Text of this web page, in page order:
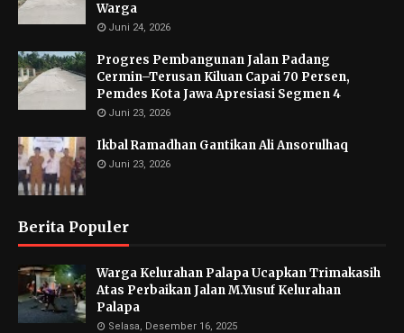
Warga
Juni 24, 2026
Progres Pembangunan Jalan Padang
Cermin–Terusan Kiluan Capai 70 Persen,
Pemdes Kota Jawa Apresiasi Segmen 4
Juni 23, 2026
Ikbal Ramadhan Gantikan Ali Ansorulhaq
Juni 23, 2026
Berita Populer
Warga Kelurahan Palapa Ucapkan Trimakasih
Atas Perbaikan Jalan M.Yusuf Kelurahan
Palapa
Selasa, Desember 16, 2025